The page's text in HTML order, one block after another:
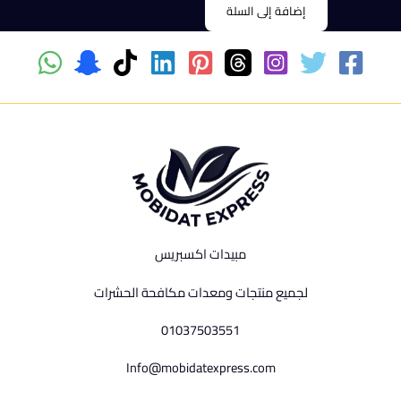
هو:
هو:
إضافة إلى السلة
مبيدات اكسبريس
لجميع منتجات ومعدات مكافحة الحشرات
01037503551
Info@mobidatexpress.com